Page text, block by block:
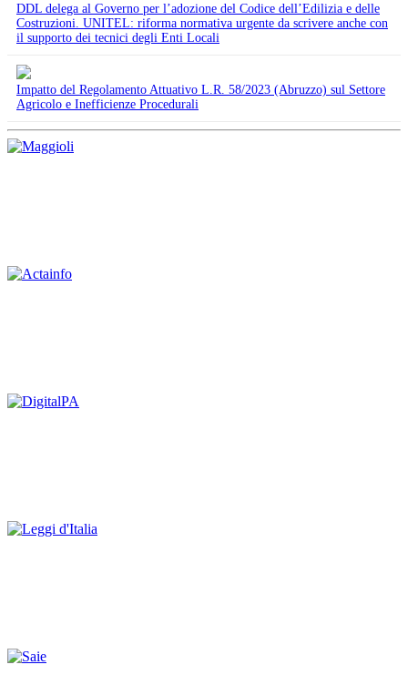
DDL delega al Governo per l’adozione del Codice dell’Edilizia e delle
Costruzioni. UNITEL: riforma normativa urgente da scrivere anche con
il supporto dei tecnici degli Enti Locali
Impatto del Regolamento Attuativo L.R. 58/2023 (Abruzzo) sul Settore
Agricolo e Inefficienze Procedurali